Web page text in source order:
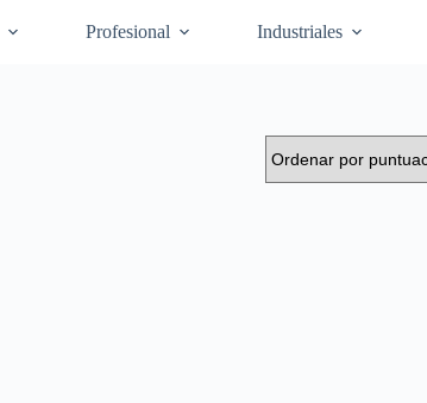
Profesional Industriales